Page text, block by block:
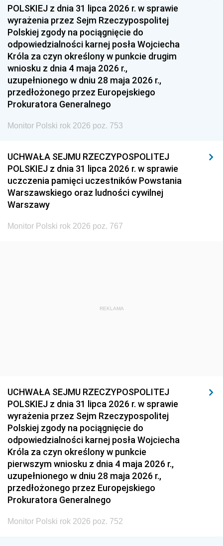
1951 1950 1949
1948 1947
1939 1938 1937
1936 1930
POLSKIEJ z dnia 31 lipca 2026 r. w sprawie
wyrażenia przez Sejm Rzeczypospolitej
Polskiej zgody na pociągnięcie do
odpowiedzialności karnej posła Wojciecha
Króla za czyn określony w punkcie drugim
wniosku z dnia 4 maja 2026 r.,
uzupełnionego w dniu 28 maja 2026 r.,
przedłożonego przez Europejskiego
Prokuratora Generalnego
Monitor Polski rok 2026 poz. 753
UCHWAŁA SEJMU RZECZYPOSPOLITEJ
POLSKIEJ z dnia 31 lipca 2026 r. w sprawie
uczczenia pamięci uczestników Powstania
Warszawskiego oraz ludności cywilnej
Warszawy
Monitor Polski rok 2026 poz. 767
REKLAMA
UCHWAŁA SEJMU RZECZYPOSPOLITEJ
POLSKIEJ z dnia 31 lipca 2026 r. w sprawie
wyrażenia przez Sejm Rzeczypospolitej
Polskiej zgody na pociągnięcie do
odpowiedzialności karnej posła Wojciecha
Króla za czyn określony w punkcie
pierwszym wniosku z dnia 4 maja 2026 r.,
uzupełnionego w dniu 28 maja 2026 r.,
przedłożonego przez Europejskiego
Prokuratora Generalnego
Monitor Polski rok 2026 poz. 752